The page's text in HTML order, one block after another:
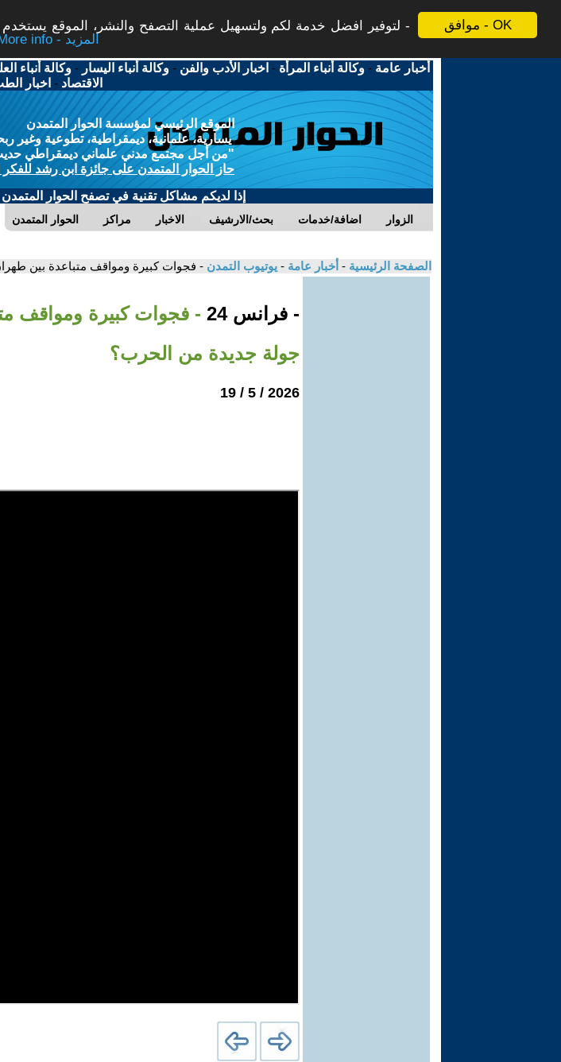
موافق - OK
لتوفير افضل خدمة لكم ولتسهيل عملية التصفح والنشر، الموقع
More info - المزيد
أخبار عامة -وكالة أنباء المرأة - اخبار الأدب والفن -وكالة أنباء اليسار -وكالة أنباء
الاقتصاد - اخبار
الموقع الرئيسي لمؤسسة الحوار المتمدن
يسارية، علمانية، ديمقراطية، تطوعية وغير
"من أجل مجتمع مدني علماني ديمقراطي حديث
حاز الحوار المتمدن على جائزة ابن رشد للفكر
إذا لديكم مشاكل تقنية في تصفح الحوار المتمدن
الحوار المتمدن مراكز الاخبار بحث/الارشيف اضافة/خدمات الزوار
الصفحة الرئيسية - أخبار عامة - يوتيوب التمدن - فجوات كبيرة ومواقف متباعدة بين
- فرانس 24
- فجوات كبيرة ومواقف
جولة جديدة من الحرب؟
2026 / 5 / 19